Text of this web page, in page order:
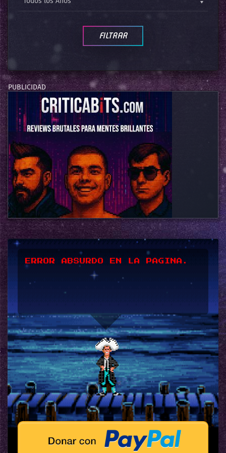
ERROR ABSURDO EN LA PAGINA.